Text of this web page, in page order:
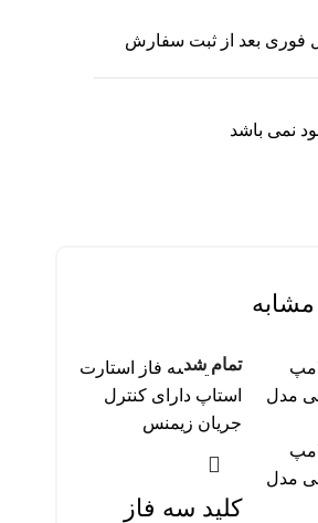
فوری بعد از ثبت سفارش
نمی باشد
تمام شد
کلید سه فاز